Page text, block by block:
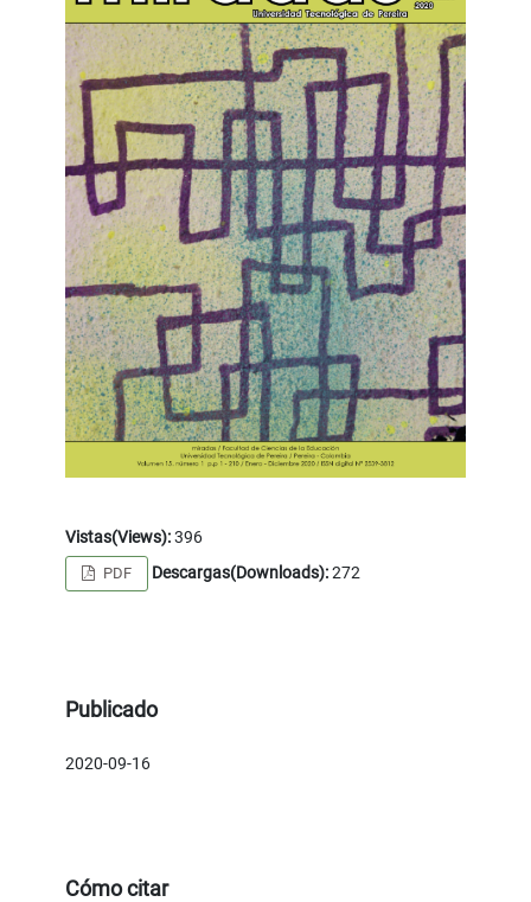
Vistas(Views):396
PDF Descargas(Downloads):272
Publicado
2020-09-16
Cómo citar